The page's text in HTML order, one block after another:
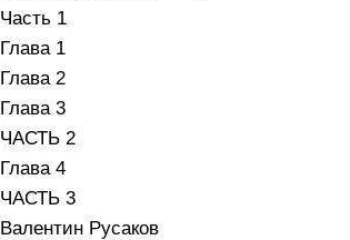
Часть 1
Глава 1
Глава 2
Глава 3
ЧАСТЬ 2
Глава 4
ЧАСТЬ 3
Валентин Русаков